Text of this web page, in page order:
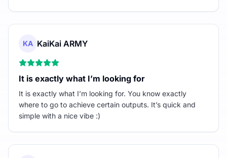
KA KaiKai ARMY
It is exactly what I’m looking for
It is exactly what I’m looking for. You know exactly
where to go to achieve certain outputs. It’s quick and
simple with a nice vibe :)